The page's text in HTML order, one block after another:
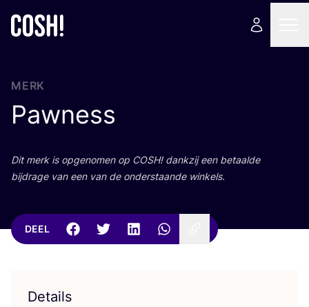
MERK
Pawness
Dit merk is opge­no­men op COSH! dank­zij een betaal­de
bij­dra­ge van een van de onder­staan­de winkels.
DEEL
Details